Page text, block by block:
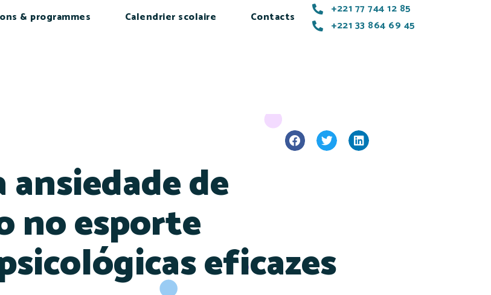
& programmes Calendrier scolaire Contacts
+221 77 744 12 85
+221 33 864 69 45
de
no esporte
eficazes